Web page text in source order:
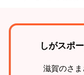
しがスポ
滋賀のさま